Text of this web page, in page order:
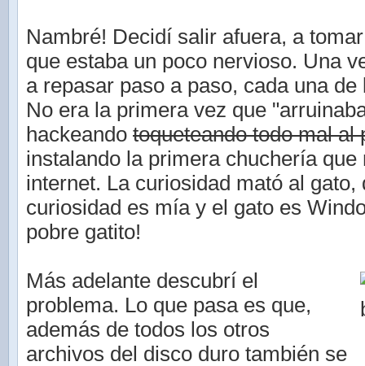
Nambré! Decidí salir afuera, a
que estaba un poco nervioso. Una
a repasar paso a paso, cada una
No era la primera vez que
hackeando toqueteando todo mal al
instalando la primera chuchería que
internet. La curiosidad mató al gato,
curiosidad es mía y el gato es
pobre gatito!
Más adelante descubrí el
problema. Lo que pasa es que,
además de todos los otros
archivos del disco duro también se